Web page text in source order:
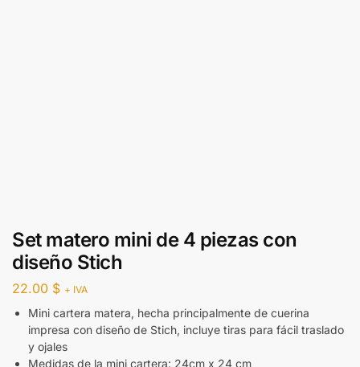
Set matero mini de 4 piezas con
diseño Stich
22.00 $ + IVA
Mini cartera matera, hecha principalmente de cuerina
impresa con diseño de Stich, incluye tiras para fácil traslado
y ojales
Medidas de la mini cartera: 24cm x 24 cm